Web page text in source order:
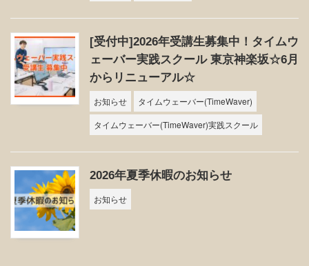
[受付中]2026年受講生募集中！タイムウ
ェーバー実践スクール 東京神楽坂☆6月
からリニューアル☆
お知らせ
タイムウェーバー(TimeWaver)
タイムウェーバー(TimeWaver)実践スクール
2026年夏季休暇のお知らせ
お知らせ